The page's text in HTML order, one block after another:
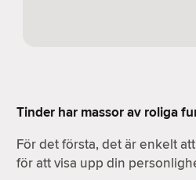
Tinder har massor av roliga
För det första, det är enkelt
för att visa upp din